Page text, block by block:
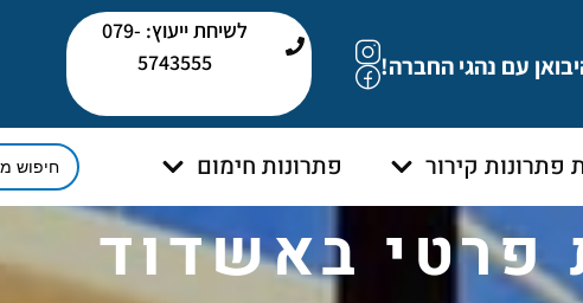
עם נהגי החברה!
לשיחת ייעוץ: 079-
5743555
קירור פתרונות חימום
פרטי באשדוד